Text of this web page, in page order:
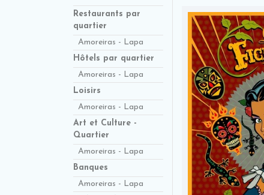
Restaurants par
quartier
Amoreiras - Lapa
Hôtels par quartier
Amoreiras - Lapa
Loisirs
Amoreiras - Lapa
Art et Culture -
Quartier
Amoreiras - Lapa
Banques
Amoreiras - Lapa